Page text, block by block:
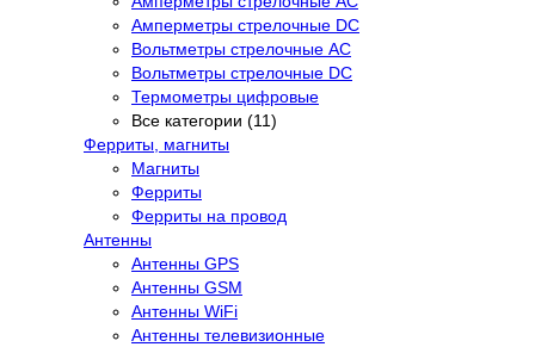
Амперметры стрелочные DC
Вольтметры стрелочные AC
Вольтметры стрелочные DC
Термометры цифровые
Все категории (11)
Ферриты, магниты
Магниты
Ферриты
Ферриты на провод
Антенны
Антенны GPS
Антенны GSM
Антенны WiFi
Антенны телевизионные